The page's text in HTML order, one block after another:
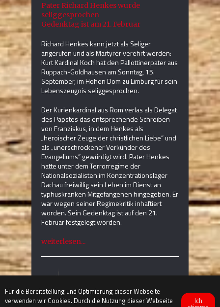
Für die Bereitstellung und Optimierung dieser Webseite
verwenden wir Cookies. Durch die Nutzung dieser Webseite
Ich
Pater Richard Henkes wurde
seliggesprochen
Gedenktag ist am 21. Februar
Richard Henkes kann jetzt als Seliger
angerufen und als Märtyrer verehrt werden:
Kurt Kardinal Koch hat den Pallottinerpater aus
Ruppach-Goldhausen am Sonntag, 15.
September, im Hohen Dom zu Limburg für sein
Lebenszeugnis seliggesprochen.
Der Kurienkardinal aus Rom verlas als Delegat
des Papstes das entsprechende Schreiben
von Franziskus, in dem Henkes als
„heroischer Zeuge der christlichen Liebe“ und
als „unerschrockener Verkünder des
Evangeliums“ gewürdigt wird. Pater Henkes
hatte unter dem Terrorregime der
Nationalsozialisten im Konzentrationslager
Dachau freiwillig sein Leben im Dienst an
typhuskranken Mitgefangenen hingegeben. Er
war wegen seiner Regimekritik inhaftiert
worden. Sein Gedenktag ist auf den 21.
Februar festgelegt worden.
weiterlesen...